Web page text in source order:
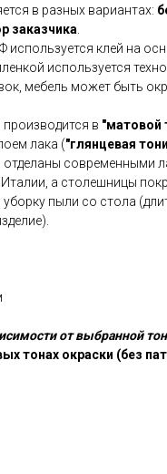
в разных вариантах:
заказчика.
клей на
используется
мебель может быть
в "матовой
лака ("глянцевая
отделаны современными
а столешницы
пыли со стола
от выбранной
тонах окраски (без